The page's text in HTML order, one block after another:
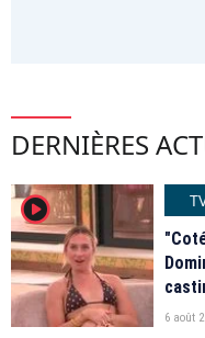
DERNIÈRES
player2
6 août